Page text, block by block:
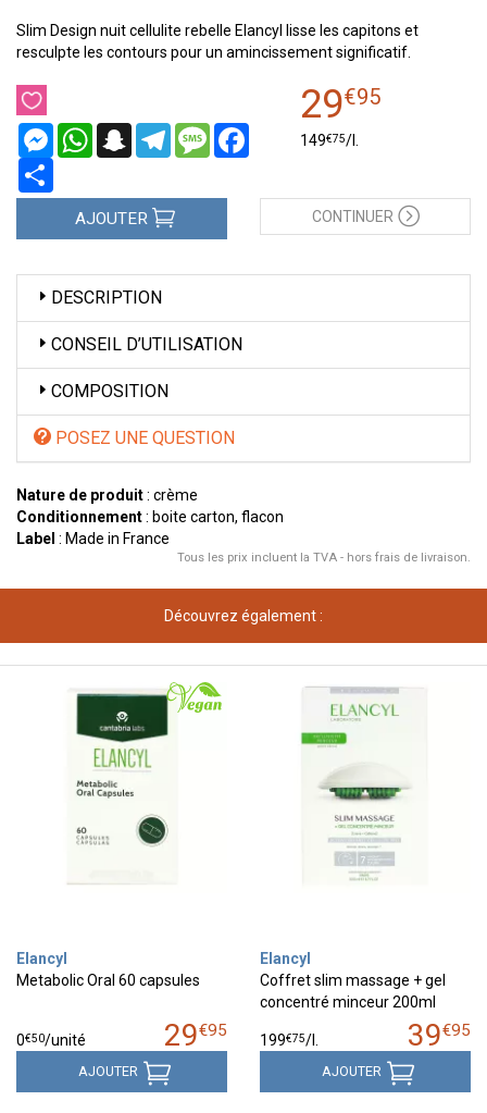
Slim Design nuit cellulite rebelle Elancyl lisse les capitons et
resculpte les contours pour un amincissement significatif.
MessengerWhatsAppSnapchatTelegramMessageFacebook
29€95
149€75/
AJOUTER CONTINUER
DESCRIPTION
CONSEIL D’UTILISATION
COMPOSITION
POSEZ UNE QUESTION
Nature de produit: crème
Conditionnement: boite carton, flacon
Label : Made in France
Tous les prix incluent la TVA - hors frais de livraison.
Découvrez également :
Elancyl
Metabolic Oral 60 capsules
29€95
0€50/unité
AJOUTER
Elancyl
Coffret slim massage + gel
concentré minceur 200ml
39€95
199€75/
AJOUTER